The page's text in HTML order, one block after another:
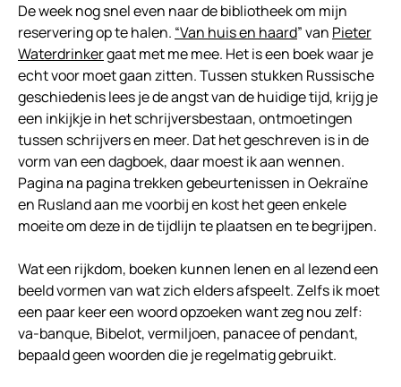
De week nog snel even naar de bibliotheek om mijn
reservering op te halen. “Van huis en haard” van Pieter
Waterdrinkergaat met me mee. Het is een boek waar je
echt voor moet gaan zitten. Tussen stukken Russische
geschiedenis lees je de angst van de huidige tijd, krijg je
een inkijkje in het schrijversbestaan, ontmoetingen
tussen schrijvers en meer. Dat het geschreven is in de
vorm van een dagboek, daar moest ik aan wennen.
Pagina na pagina trekken gebeurtenissen in Oekraïne
en Rusland aan me voorbij en kost het geen enkele
moeite om deze in de tijdlijn te plaatsen en te begrijpen.
Wat een rijkdom, boeken kunnen lenen en al lezend een
beeld vormen van wat zich elders afspeelt. Zelfs ik moet
een paar keer een woord opzoeken want zeg nou zelf:
va-banque, Bibelot, vermiljoen, panacee of pendant,
bepaald geen woorden die je regelmatig gebruikt.